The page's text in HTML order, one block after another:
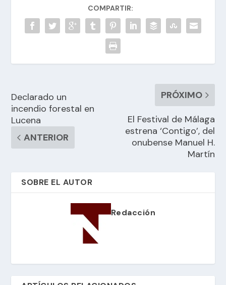
COMPARTIR:
Declarado un
incendio forestal en
Lucena
ANTERIOR
PRÓXIMO
El Festival de Málaga
estrena ‘Contigo’, del
onubense Manuel H.
Martín
SOBRE EL AUTOR
Redacción